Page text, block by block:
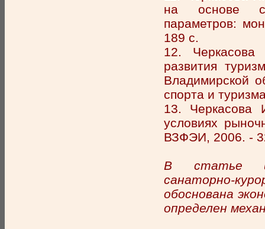
на основе
параметров:
189 с.
12. Черкасова
развития
Владимирской
спорта и
13. Черкасова
условиях
ВЗФЭИ, 2006. -
В статье
санаторно-
обоснована
определен